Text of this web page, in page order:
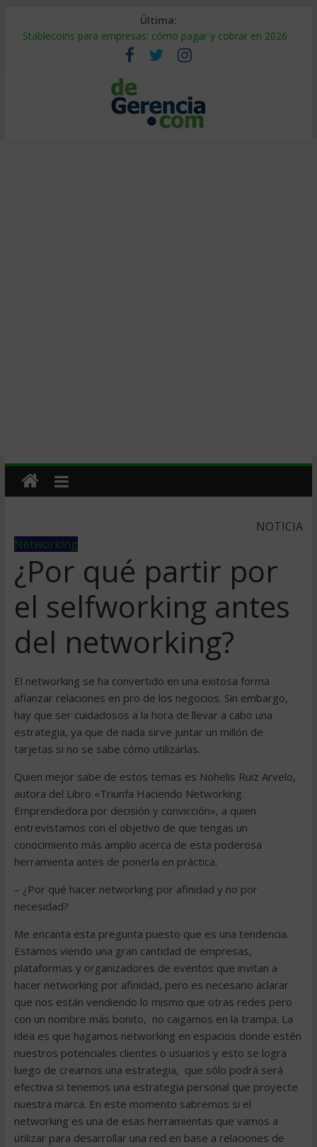
Última:
Stablecoins para empresas: cómo pagar y cobrar en 2026
Despido silencioso: qué es y por qué sale tan caro
IA en selección de personal: cómo auditarla a tiempo
Trabajo forzoso en la cadena de suministro: qué hacer
Mercado hispano de EE. UU.: cómo segmentarlo y venderle
NOTICIA
Networking
¿Por qué partir por
el selfworking antes
del networking?
El networking se ha convertido en una exitosa forma
afianzar relaciones en pro de los negocios. Sin embargo,
hay que ser cuidadosos a la hora de llevar a cabo una
estrategia, ya que de nada sirve juntar un millón de
tarjetas si no se sabe cómo utilizarlas.
Quien mejor sabe de estos temas es Nohelis Ruiz Arvelo,
autora del Libro «Triunfa Haciendo Networking.
Emprendedora por decisión y convicción», a quien
entrevistamos con el objetivo de que tengas un
conocimiento más amplio acerca de esta poderosa
herramienta antes de ponerla en práctica.
– ¿Por qué hacer networking por afinidad y no por
necesidad?
Me encanta esta pregunta puesto que es una tendencia.
Estamos viendo una gran cantidad de empresas,
plataformas y organizadores de eventos que invitan a
hacer networking por afinidad, pero es necesario aclarar
que nos están vendiendo lo mismo que otras redes pero
con un nombre más bonito, no caigamos en la trampa. La
idea es que hagamos networking en espacios donde estén
nuestros potenciales clientes o usuarios y esto se logra
luego de crearnos una estrategia, que sólo podrá será
efectiva si tenemos una estrategia personal que proyecte
nuestra marca. En este momento sabremos si el
networking es una de esas herramientas que vamos a
utilizar para desarrollar una red en base a relaciones de